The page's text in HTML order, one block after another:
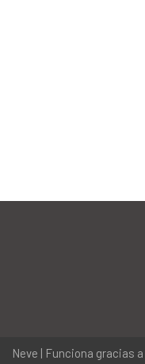
Neve | Funciona gracias a